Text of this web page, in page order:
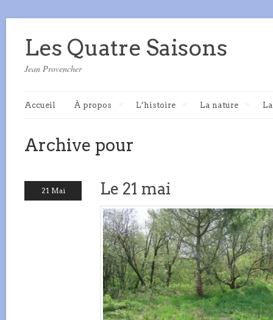
Les Quatre Saisons
Jean Provencher
Accueil À propos L’histoire La nature
Archive pour
21 Mai Le 21 mai